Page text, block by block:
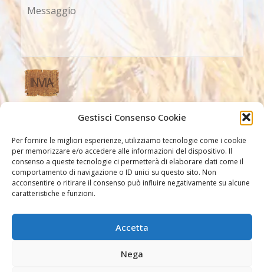
Gestisci Consenso Cookie
Per fornire le migliori esperienze, utilizziamo tecnologie come i cookie
per memorizzare e/o accedere alle informazioni del dispositivo. Il
consenso a queste tecnologie ci permetterà di elaborare dati come il
comportamento di navigazione o ID unici su questo sito. Non
acconsentire o ritirare il consenso può influire negativamente su alcune
caratteristiche e funzioni.
Accetta
Nega
Altri Link
Altri link